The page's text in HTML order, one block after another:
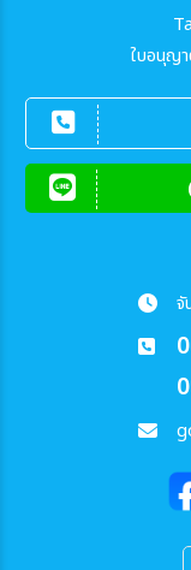
ตั้งแต่วันที่
เฉพาะเทศกาล
ใบอนุญ
จั